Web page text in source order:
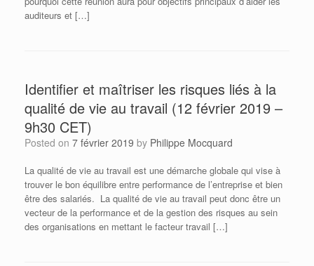
auditeurs et […]
Identifier et maîtriser les risques liés à la
qualité de vie au travail (12 février 2019 –
9h30 CET)
Posted on 7 février 2019 by Philippe Mocquard
La qualité de vie au travail est une démarche globale qui vise à
trouver le bon équilibre entre performance de l’entreprise et bien
être des salariés. La qualité de vie au travail peut donc être un
vecteur de la performance et de la gestion des risques au sein
des organisations en mettant le facteur travail […]